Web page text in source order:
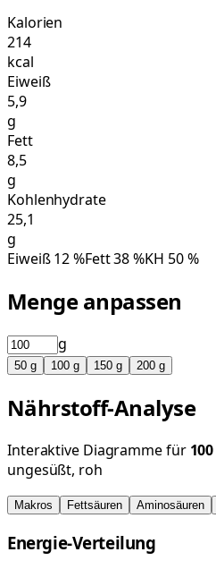
Kalorien
214
kcal
Eiweiß
5,9
g
Fett
8,5
g
Kohlenhydrate
25,1
g
Eiweiß12%Fett38%KH 50%
Menge anpassen
g
50 g 100 g 150 g 200 g
Nährstoff-Analyse
Interaktive Diagramme für 100
ungesüßt, roh
Makros Fettsäuren Aminosäuren
Energie-Verteilung